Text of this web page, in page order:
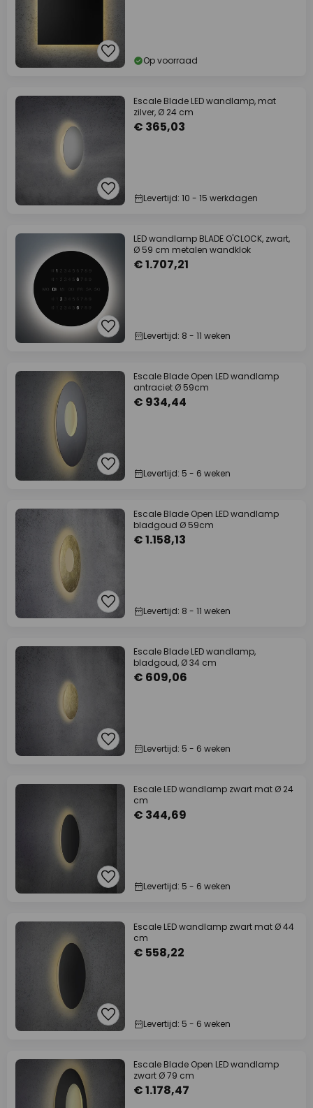
Op voorraad
Escale Blade LED wandlamp, mat
zilver, Ø 24 cm
€ 365,03
Levertijd: 10 - 15 werkdagen
LED wandlamp BLADE O'CLOCK, zwart,
Ø 59 cm metalen wandklok
€ 1.707,21
Levertijd: 8 - 11 weken
Escale Blade Open LED wandlamp
antraciet Ø 59cm
€ 934,44
Levertijd: 5 - 6 weken
Escale Blade Open LED wandlamp
bladgoud Ø 59cm
€ 1.158,13
Levertijd: 8 - 11 weken
Escale Blade LED wandlamp,
bladgoud, Ø 34 cm
€ 609,06
Levertijd: 5 - 6 weken
Escale LED wandlamp zwart mat Ø 24
cm
€ 344,69
Levertijd: 5 - 6 weken
Escale LED wandlamp zwart mat Ø 44
cm
€ 558,22
Levertijd: 5 - 6 weken
Escale Blade Open LED wandlamp
zwart Ø 79 cm
€ 1.178,47